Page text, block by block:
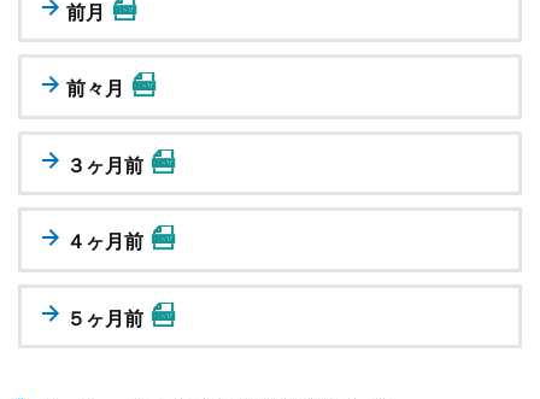
前月
前々月
３ヶ月前
４ヶ月前
５ヶ月前